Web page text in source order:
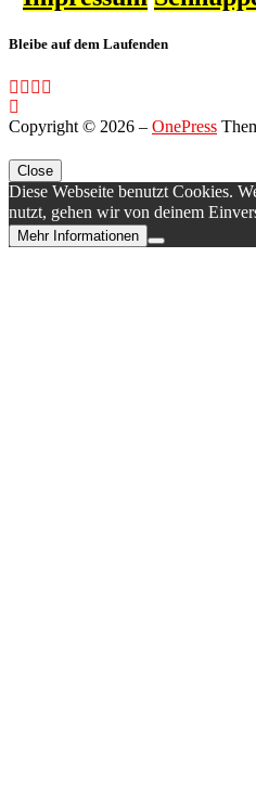
Bleibe auf dem Laufenden
Copyright © 2026 – OnePress
Close
Diese Webseite benutzt Cookies.
nutzt, gehen wir von deinem
Mehr Informationen